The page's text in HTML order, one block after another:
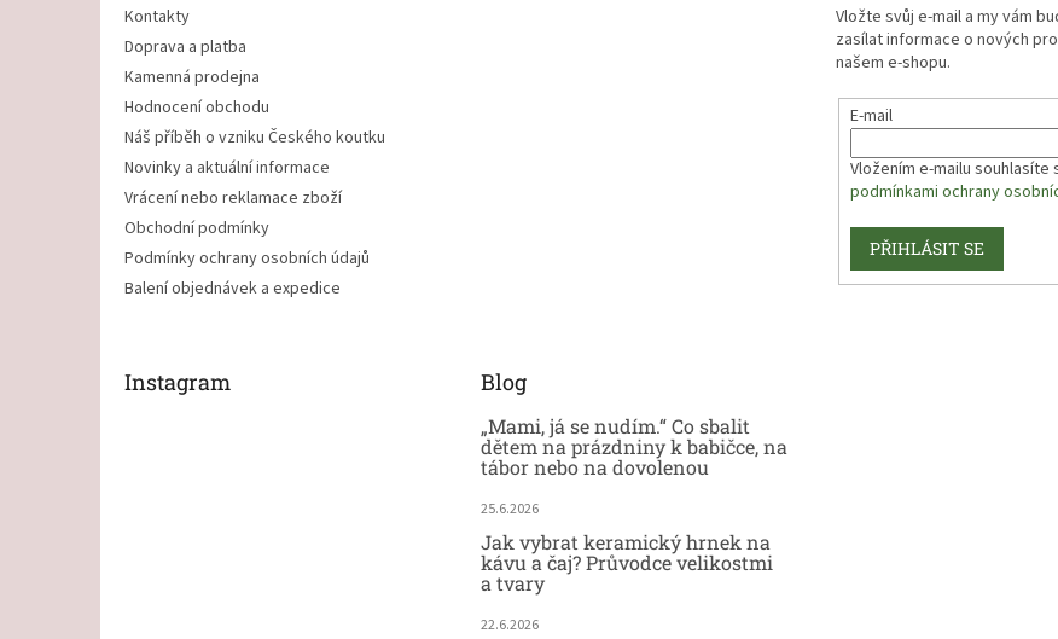
Kontakty
Doprava a platba
Kamenná prodejna
Hodnocení obchodu
Náš příběh o vzniku Českého koutku
Novinky a aktuální informace
Vrácení nebo reklamace zboží
Obchodní podmínky
Podmínky ochrany osobních údajů
Balení objednávek a expedice
Vložte svůj e-mail a my vám
zasílat informace o nových
našem e-shopu.
E-mail
Vložením e-mailu souhlasíte
podmínkami ochrany
PŘIHLÁSIT SE
Instagram Blog
„Mami, já se nudím.“ Co sbalit
dětem na prázdniny k babičce, na
tábor nebo na dovolenou
25.6.2026
Jak vybrat keramický hrnek na
kávu a čaj? Průvodce velikostmi
a tvary
22.6.2026